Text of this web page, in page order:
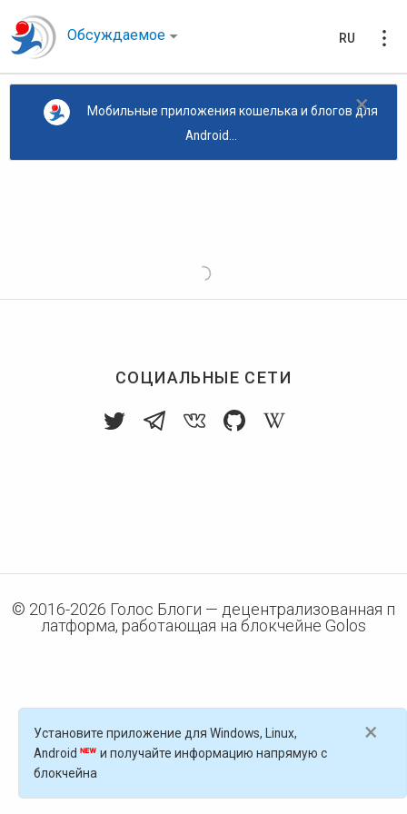
Обсуждаемое RU
×
Мобильные приложения кошелька и блогов для
Android...
СОЦИАЛЬНЫЕ СЕТИ
© 2016-2026 Голос Блоги — децентрализованная п
латформа, работающая на блокчейне Golos
×
Установите приложение для Windows, Linux,
Android
и получайте информацию напрямую с
блокчейна